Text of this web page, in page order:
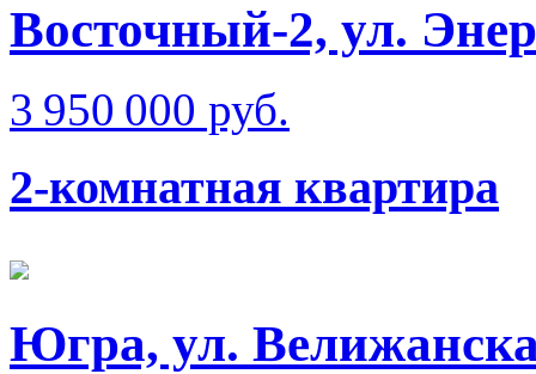
Восточный-2, ул.
3 950 000 руб.
2-комнатная квартира
Югра, ул.